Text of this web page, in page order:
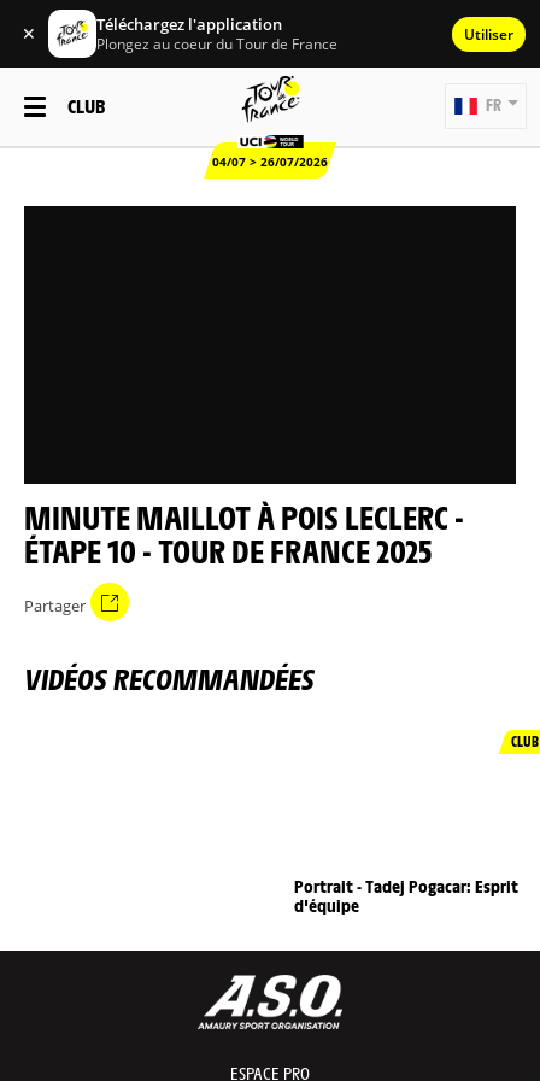
✕ Téléchargez l'application
Plongez au coeur du Tour de France Utiliser
CLUB
04/07 > 26/07/2026
FR
MINUTE MAILLOT À POIS LECLERC -
ÉTAPE 10 - TOUR DE FRANCE 2025
Partager
VIDÉOS RECOMMANDÉES
CLUB
Portrait - Tadej Pogacar: Esprit
d'équipe
ESPACE PRO